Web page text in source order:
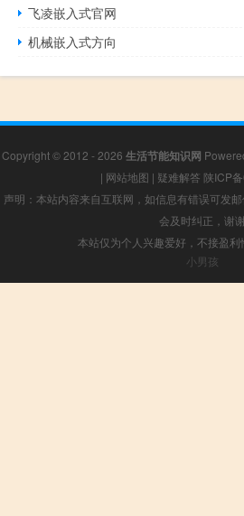
飞凌嵌入式官网
机械嵌入式方向
Copyright © 2012 - 2026 生活节能知识网
| 网站地图 | 疑难解答 陕ICP
声明：本站内容来自互联网，如信息有错误可发
会及时纠正，谢谢
本站仅为个人兴趣爱好，不接盈
小男孩